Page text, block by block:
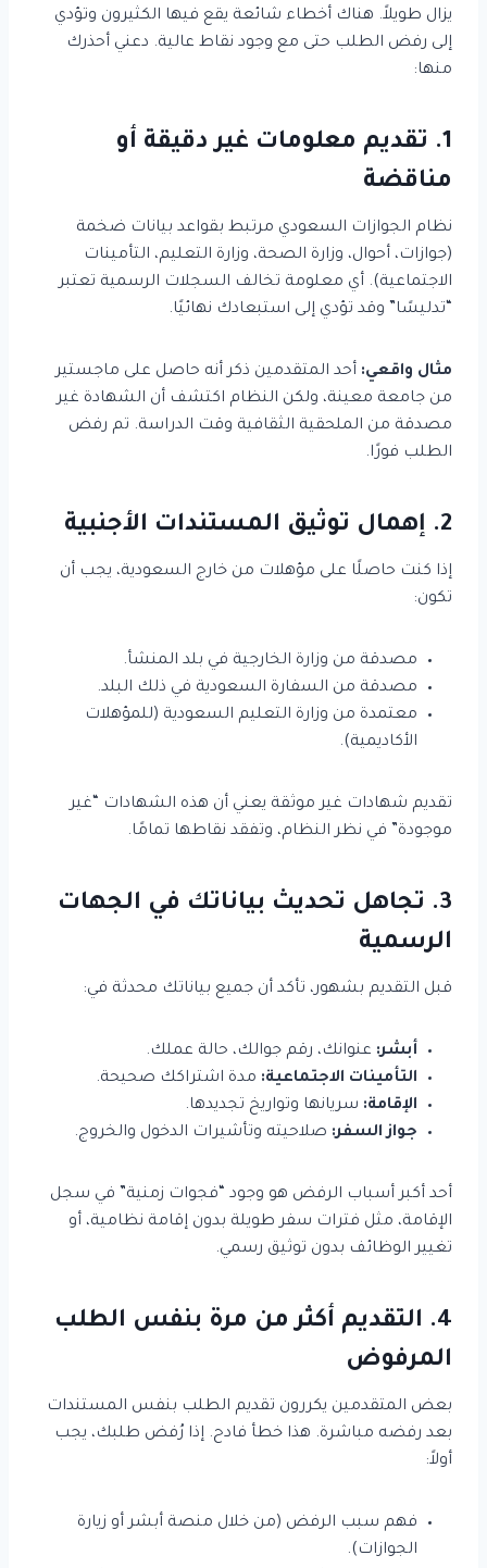
يزال طويلاً. هناك أخطاء شائعة يقع فيها الكثيرون وتؤدي
إلى رفض الطلب حتى مع وجود نقاط عالية. دعني أحذرك
منها:
1. تقديم معلومات غير دقيقة أو
مناقضة
نظام الجوازات السعودي مرتبط بقواعد بيانات ضخمة
(جوازات، أحوال، وزارة الصحة، وزارة التعليم، التأمينات
الاجتماعية). أي معلومة تخالف السجلات الرسمية تعتبر
“تدليسًا” وقد تؤدي إلى استبعادك نهائيًا.
مثال واقعي: أحد المتقدمين ذكر أنه حاصل على ماجستير
من جامعة معينة، ولكن النظام اكتشف أن الشهادة غير
مصدقة من الملحقية الثقافية وقت الدراسة. تم رفض
الطلب فورًا.
2. إهمال توثيق المستندات الأجنبية
إذا كنت حاصلًا على مؤهلات من خارج السعودية، يجب أن
تكون:
مصدقة من وزارة الخارجية في بلد المنشأ.
مصدقة من السفارة السعودية في ذلك البلد.
معتمدة من وزارة التعليم السعودية (للمؤهلات
الأكاديمية).
تقديم شهادات غير موثقة يعني أن هذه الشهادات “غير
موجودة” في نظر النظام، وتفقد نقاطها تمامًا.
3. تجاهل تحديث بياناتك في الجهات
الرسمية
قبل التقديم بشهور، تأكد أن جميع بياناتك محدثة في:
أبشر: عنوانك، رقم جوالك، حالة عملك.
التأمينات الاجتماعية: مدة اشتراكك صحيحة.
الإقامة: سريانها وتواريخ تجديدها.
جواز السفر: صلاحيته وتأشيرات الدخول والخروج.
أحد أكبر أسباب الرفض هو وجود “فجوات زمنية” في سجل
الإقامة، مثل فترات سفر طويلة بدون إقامة نظامية، أو
تغيير الوظائف بدون توثيق رسمي.
4. التقديم أكثر من مرة بنفس الطلب
المرفوض
بعض المتقدمين يكررون تقديم الطلب بنفس المستندات
بعد رفضه مباشرة. هذا خطأ فادح. إذا رُفض طلبك، يجب
أولاً:
فهم سبب الرفض (من خلال منصة أبشر أو زيارة
الجوازات).